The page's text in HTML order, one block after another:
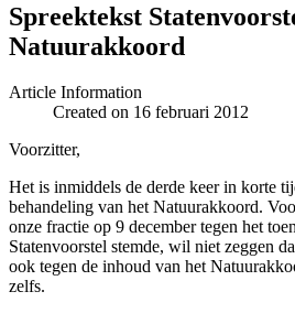
Spreektekst
Natuurakkoord
Article Information
Created on 16 februari 2012
Voorzitter,
Het is inmiddels de derde keer in korte
behandeling van het Natuurakkoord.
onze fractie op 9 december tegen het
Statenvoorstel stemde, wil niet zeggen
ook tegen de inhoud van het
zelfs.